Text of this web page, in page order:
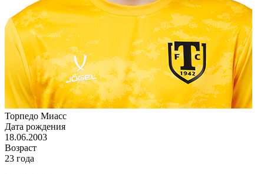
Торпедо Миасс
Дата рождения
18.06.2003
Возраст
23 года